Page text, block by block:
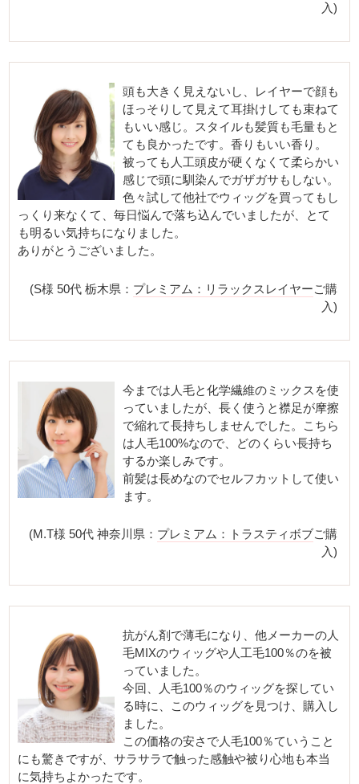
入)
頭も大きく見えないし、レイヤーで顔も
ほっそりして見えて耳掛けしても束ねて
もいい感じ。スタイルも髪質も毛量もと
ても良かったです。香りもいい香り。
被っても人工頭皮が硬くなくて柔らかい
感じで頭に馴染んでガザガサもしない。
色々試して他社でウィッグを買ってもし
っくり来なくて、毎日悩んで落ち込んでいましたが、とて
も明るい気持ちになりました。
ありがとうございました。
(S様 50代 栃木県： プレミアム：リラックスレイヤーご購
入)
今までは人毛と化学繊維のミックスを使
っていましたが、長く使うと襟足が摩擦
で縮れて長持ちしませんでした。こちら
は人毛100%なので、どのくらい長持ち
するか楽しみです。
前髪は長めなのでセルフカットして使い
ます。
(M.T様 50代 神奈川県： プレミアム：トラスティボブご購
入)
抗がん剤で薄毛になり、他メーカーの人
毛MIXのウィッグや人工毛100％のを被
っていました。
今回、人毛100％のウィッグを探してい
る時に、このウィッグを見つけ、購入し
ました。
この価格の安さで人毛100％ていうこと
にも驚きですが、サラサラで触った感触や被り心地も本当
に気持ちよかったです。